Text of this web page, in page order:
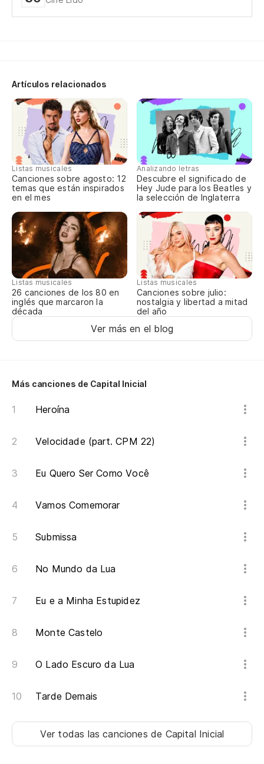
Artículos relacionados
Listas musicales
Canciones sobre agosto: 12
temas que están inspirados
en el mes
Analizando letras
Descubre el significado de
Hey Jude para los Beatles y
la selección de Inglaterra
Listas musicales
26 canciones de los 80 en
inglés que marcaron la
década
Listas musicales
Canciones sobre julio:
nostalgia y libertad a mitad
del año
Ver más en el blog
Más canciones de Capital Inicial
Heroína
Velocidade (part. CPM 22)
Eu Quero Ser Como Você
Vamos Comemorar
Submissa
No Mundo da Lua
Eu e a Minha Estupidez
Monte Castelo
O Lado Escuro da Lua
Tarde Demais
Ver todas las cancionesde Capital Inicial